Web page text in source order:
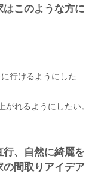
このような方に
行けるようにした
がれるようにしたい。
、自然に綺麗を
の間取りアイデア